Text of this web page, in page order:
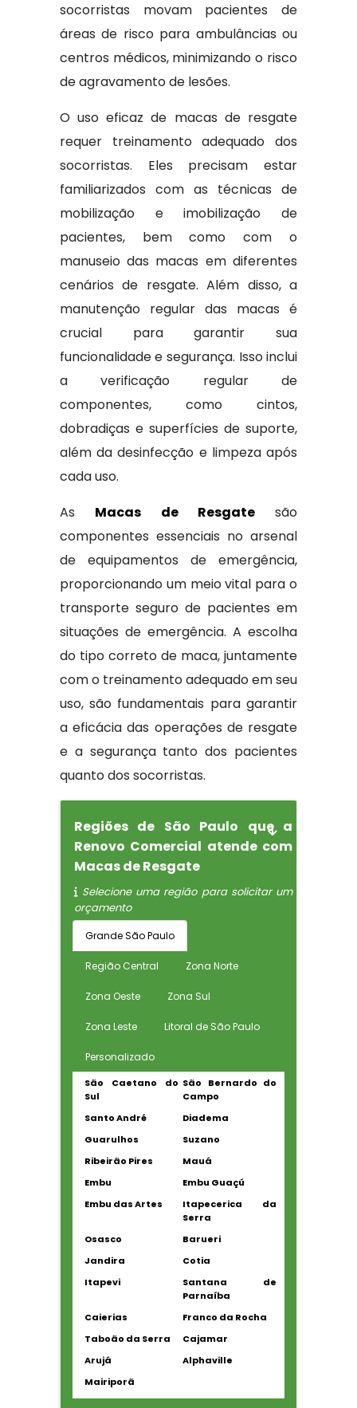
socorristas movam pacientes de
áreas de risco para ambulâncias ou
centros médicos, minimizando o risco
de agravamento de lesões.
O uso eficaz de macas de resgate
requer treinamento adequado dos
socorristas. Eles precisam estar
familiarizados com as técnicas de
mobilização e imobilização de
pacientes, bem como com o
manuseio das macas em diferentes
cenários de resgate. Além disso, a
manutenção regular das macas é
crucial para garantir sua
funcionalidade e segurança. Isso inclui
a verificação regular de
componentes, como cintos,
dobradiças e superfícies de suporte,
além da desinfecção e limpeza após
cada uso.
As Macas de Resgatesão
componentes essenciais no arsenal
de equipamentos de emergência,
proporcionando um meio vital para o
transporte seguro de pacientes em
situações de emergência. A escolha
do tipo correto de maca, juntamente
com o treinamento adequado em seu
uso, são fundamentais para garantir
a eficácia das operações de resgate
e a segurança tanto dos pacientes
quanto dos socorristas.
Regiões de São Paulo que a
Renovo Comercial atende com
Macas de Resgate
Selecione uma região para solicitar um
orçamento
Grande São Paulo
Região Central Zona Norte
Zona Oeste Zona Sul
Zona Leste Litoral de São Paulo
Personalizado
São Caetano do
Sul
São Bernardo do
Campo
Santo André
Diadema
Guarulhos
Suzano
Ribeirão Pires
Mauá
Embu
Embu Guaçú
Embu das Artes
Itapecerica da
Serra
Osasco
Barueri
Jandira
Cotia
Itapevi
Santana de
Parnaíba
Caierias
Franco da Rocha
Taboão da Serra
Cajamar
Arujá
Alphaville
Mairiporã